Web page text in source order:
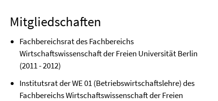
Mitgliedschaften
Fachbereichsrat des Fachbereichs
Wirtschaftswissenschaft der Freien Universität Berlin
(2011 - 2012)
Institutsrat der WE 01 (Betriebswirtschaftslehre) des
Fachbereichs Wirtschaftswissenschaft der Freien